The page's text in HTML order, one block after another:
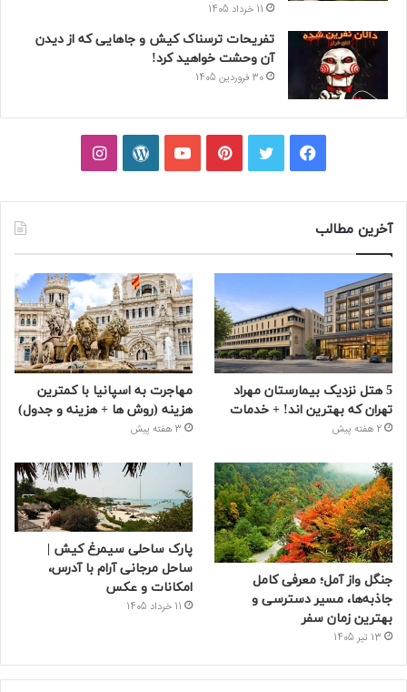
11 خرداد 1405
تفریحات ترسناک کیش و جاهایی که از دیدن
آن وحشت خواهید کرد!
30 فروردین 1405
فیسبوکتوییترپینتریستیوتیوبوردپرساینستاگرام
آخرین مطالب
5 هتل نزدیک بیمارستان مهراد
تهران که بهترین‌ اند! + خدمات
2 هفته پیش
مهاجرت به اسپانیا با کمترین
هزینه (روش ها + هزینه و جدول)
3 هفته پیش
جنگل واز آمل؛ معرفی کامل
جاذبه‌ها، مسیر دسترسی و
بهترین زمان سفر
13 تیر 1405
پارک ساحلی سیمرغ کیش |
ساحل مرجانی آرام با آدرس،
امکانات و عکس
11 خرداد 1405